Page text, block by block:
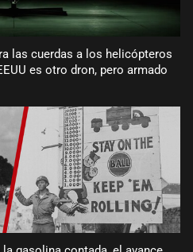
las cuerdas a los helicópteros
es otro dron, pero armado